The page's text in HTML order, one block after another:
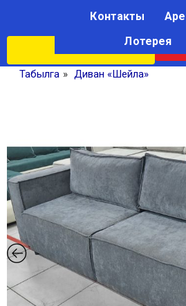
Контакты
Лотерея
Табылга » Диван «Шейла»